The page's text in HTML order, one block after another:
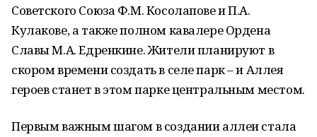
Советского Союза Ф.М. Косолапове и П.А.
Кулакове, а также полном кавалере Ордена
Славы М.А. Едренкине. Жители планируют в
скором времени создать в селе парк – и Аллея
героев станет в этом парке центральным местом.
Первым важным шагом в создании аллеи стала